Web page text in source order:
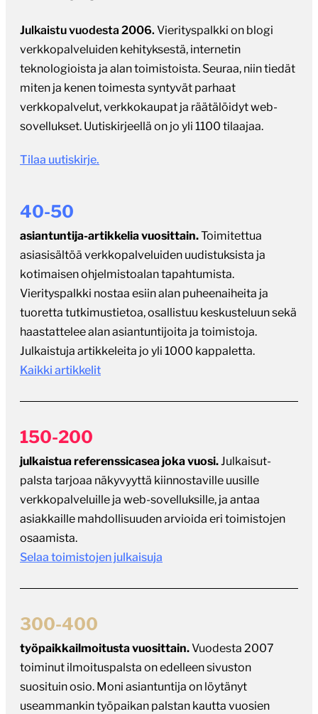
Julkaistu vuodesta 2006. Vierityspalkki on blogi
verkkopalveluiden kehityksestä, internetin
teknologioista ja alan toimistoista. Seuraa, niin tiedät
miten ja kenen toimesta syntyvät parhaat
verkkopalvelut, verkkokaupat ja räätälöidyt web-
sovellukset. Uutiskirjeellä on jo yli 1100 tilaajaa.
Tilaa uutiskirje.
40-50
asiantuntija-artikkelia vuosittain.Toimitettua
asiasisältöä verkkopalveluiden uudistuksista ja
kotimaisen ohjelmistoalan tapahtumista.
Vierityspalkki nostaa esiin alan puheenaiheita ja
tuoretta tutkimustietoa, osallistuu keskusteluun sekä
haastattelee alan asiantuntijoita ja toimistoja.
Julkaistuja artikkeleita jo yli 1000 kappaletta.
Kaikki artikkelit
150-200
julkaistua referenssicasea joka vuosi.Julkaisut-
palsta tarjoaa näkyvyyttä kiinnostaville uusille
verkkopalveluille ja web-sovelluksille, ja antaa
asiakkaille mahdollisuuden arvioida eri toimistojen
osaamista.
Selaa toimistojen julkaisuja
300-400
työpaikkailmoitusta vuosittain.Vuodesta 2007
toiminut ilmoituspalsta on edelleen sivuston
suosituin osio. Moni asiantuntija on löytänyt
useammankin työpaikan palstan kautta vuosien